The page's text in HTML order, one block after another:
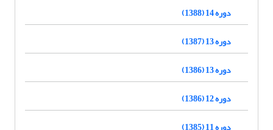
دوره 14 (1388)
دوره 13 (1387)
دوره 13 (1386)
دوره 12 (1386)